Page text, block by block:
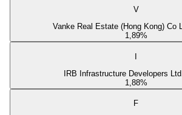
V
Vanke Real Estate (Hong Kong) Co
1,89%
I
IRB Infrastructure Developers
1,88%
F